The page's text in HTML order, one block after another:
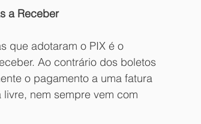
a Receber
que adotaram o PIX é o
Ao contrário dos boletos
o pagamento a uma fatura
nem sempre vem com